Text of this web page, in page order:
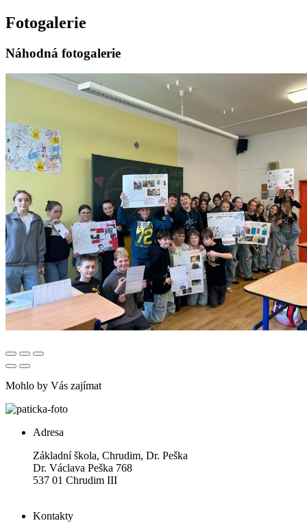
Fotogalerie
Náhodná fotogalerie
Mohlo by Vás zajímat
Adresa
Základní škola, Chrudim, Dr. Peška
Dr. Václava Peška 768
537 01 Chrudim III
Kontakty